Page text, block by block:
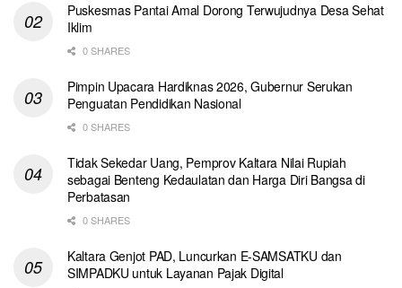
Puskesmas Pantai Amal Dorong Terwujudnya Desa Sehat
Iklim
0 SHARES
Pimpin Upacara Hardiknas 2026, Gubernur Serukan
Penguatan Pendidikan Nasional
0 SHARES
Tidak Sekedar Uang, Pemprov Kaltara Nilai Rupiah
sebagai Benteng Kedaulatan dan Harga Diri Bangsa di
Perbatasan
0 SHARES
Kaltara Genjot PAD, Luncurkan E-SAMSATKU dan
SIMPADKU untuk Layanan Pajak Digital